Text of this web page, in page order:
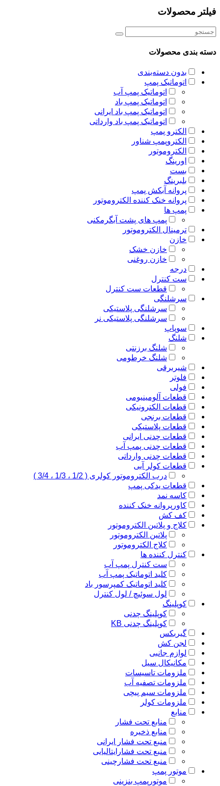
فیلتر محصولات
دسته بندی محصولات
بدون دسته‌بندی
اتوماتیک پمپ
اتوماتیک پمپ آب
اتوماتیک پمپ باد
اتوماتیک پمپ باد ایرانی
اتوماتیک پمپ باد وارداتی
الکترو پمپ
الکتروپمپ شناور
الکتروموتور
اورینگ
بست
بلبرینگ
پروانه آبکش پمپ
پروانه خنک کننده الکتروموتور
پمپ ها
پمپ های پشت آبگرمکنی
ترمینال الکتروموتور
خازن
خازن خشک
خازن روغنی
درجه
ست کنترل
قطعات ست کنترل
سرشلنگی
سرشلنگی پلاستیکی
سرشلنگی پلاستیکی نر
سوپاپ
شلنگ
شلنگ برزنتی
شلنگ خرطومی
شیربرقی
فلوتر
فولی
قطعات آلومینیومی
قطعات الکترونیکی
قطعات برنجی
قطعات پلاستیکی
قطعات چدنی ایرانی
قطعات چدنی پمپ آب
قطعات چدنی وارداتی
قطعات کولر آبی
درب الکتروموتور کولری ( 1/2 ، 1/3 ، 3/4 )
قطعات یدکی پمپ
کاسه نمد
کاورپروانه خنک کننده
کف کش
کلاج و پلاتین الکتروموتور
پلاتین الکتروموتور
کلاج الکتروموتور
کنترل کننده ها
ست کنترل پمپ آب
کلید اتوماتیک پمپ آب
کلید اتوماتیک کمپرسور باد
لول سوئیچ / لول کنترل
کوپلینگ
کوپلینگ چدنی
کوپلینگ چدنی KB
گیربکس
لجن کش
لوازم جانبی
مکانیکال سیل
ملزومات تاسیسات
ملزومات تصفیه آب
ملزومات سیم پیچی
ملزومات کولر
منابع
منابع تحت فشار
منابع ذخیره
منبع تحت فشار ایرانی
منبع تحت فشارایتالیایی
منبع تحت فشارچینی
موتور پمپ
موتورپمپ بنزینی